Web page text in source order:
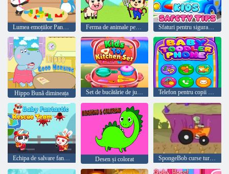
Lumea emoțiilor Panda pentru bebeluși Ferma de animale pentru copii Sfaturi pentru siguranța copiilor
Hippo Bună dimineața Set de bucătărie de jucărie pentru copii Telefon pentru copii mici
Echipa de salvare fantastică pentru bebeluși Desen și colorat SpongeBob curse turneu